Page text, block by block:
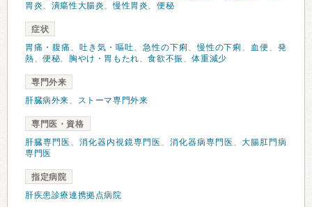
胃炎、 潰瘍性大腸炎、慢性胃炎、便秘
症状
胃痛・腹痛 、 吐き気・嘔吐、 急性の下痢 、慢性の下痢 、 血便、発
熱、便秘、 胸やけ・胃もたれ、食欲不振 、体重減少
専門外来
肝臓病外来、 ストーマ専門外来
専門医・資格
肝臓専門医 、 消化器内視鏡専門医 、 消化器病専門医 、大腸肛門病
専門医
指定病院
肝疾患診療連携拠点病院